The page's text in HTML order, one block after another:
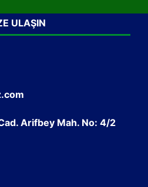
ULAŞIN
Arifbey Mah. No: 4/2